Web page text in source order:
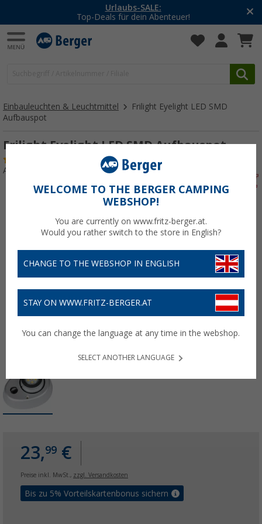
Urlaubs-SALE:
Top-Deals für dein Abenteuer!
Einbauleuchten & Leuchtmittel
Frilight Eyelight LED SMD
Aufbauspot
Frilight Eyelight LED SMD Aufbauspot
Art.-Nr.: 252730
23,99 €
Preise inkl. MwSt., zzgl. Versandkosten
Bis zu 5% Vorteilskartenbonus sichern
WELCOME TO THE BERGER CAMPING
WEBSHOP!
You are currently on www.fritz-berger.at.
Would you rather switch to the store in English?
CHANGE TO THE WEBSHOP IN ENGLISH
STAY ON WWW.FRITZ-BERGER.AT
You can change the language at any time in the webshop.
SELECT ANOTHER LANGUAGE